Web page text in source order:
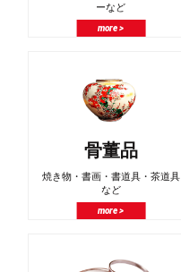
ーなど
more >
骨董品
焼き物・書画・書道具・茶道具
など
more >